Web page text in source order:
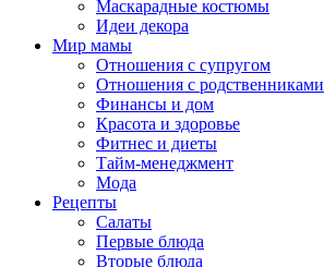
Маскарадные костюмы
Идеи декора
Мир мамы
Отношения с супругом
Отношения с родственниками
Финансы и дом
Красота и здоровье
Фитнес и диеты
Тайм-менеджмент
Мода
Рецепты
Салаты
Первые блюда
Вторые блюда